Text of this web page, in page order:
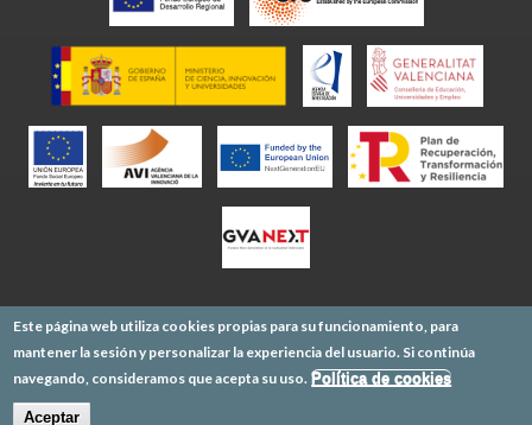
Este página web utiliza cookies propias para su funcionamiento, para
mantener la sesión y personalizar la experiencia del usuario. Si continúa
navegando, consideramos que acepta su uso. Política de cookies
Aceptar